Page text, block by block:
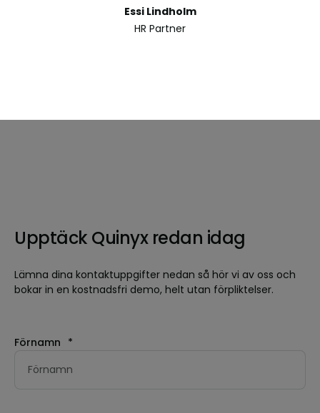
Essi Lindholm
HR Partner
Upptäck Quinyx redan idag
Lämna dina kontaktuppgifter nedan så hör vi av oss och
bokar in en kostnadsfri demo, helt utan förpliktelser.
Förnamn *